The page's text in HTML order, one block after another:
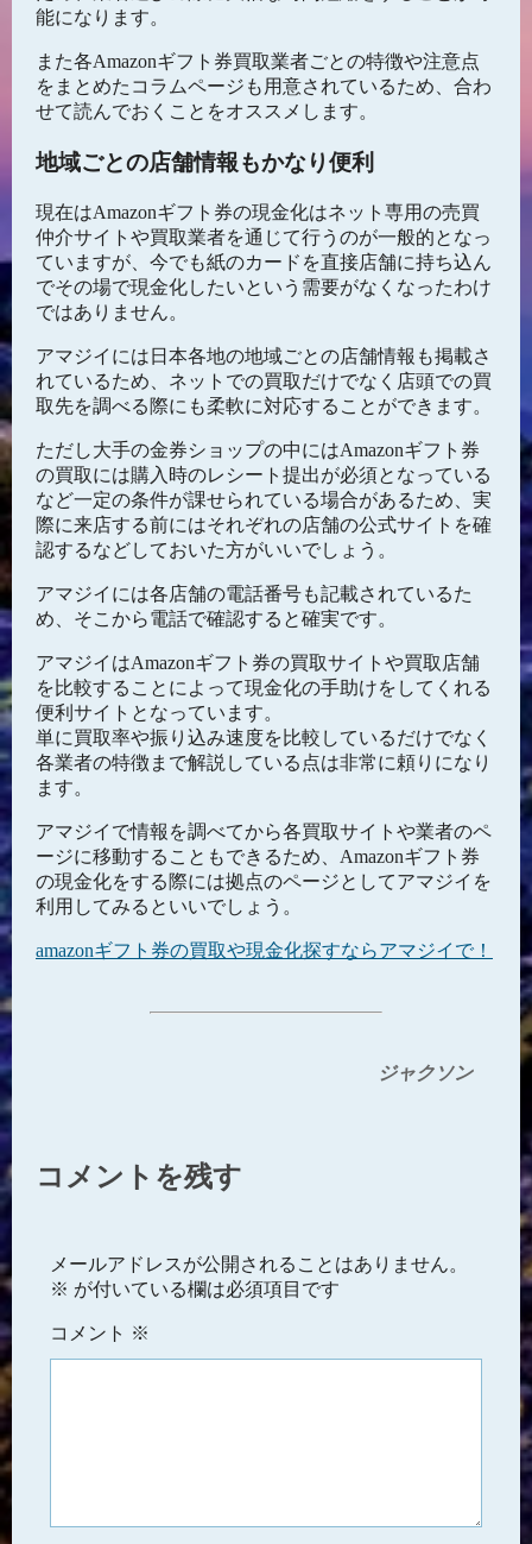
能になります。
また各Amazonギフト券買取業者ごとの特徴や注意点
をまとめたコラムページも用意されているため、合わ
せて読んでおくことをオススメします。
地域ごとの店舗情報もかなり便利
現在はAmazonギフト券の現金化はネット専用の売買
仲介サイトや買取業者を通じて行うのが一般的となっ
ていますが、今でも紙のカードを直接店舗に持ち込ん
でその場で現金化したいという需要がなくなったわけ
ではありません。
アマジイには日本各地の地域ごとの店舗情報も掲載さ
れているため、ネットでの買取だけでなく店頭での買
取先を調べる際にも柔軟に対応することができます。
ただし大手の金券ショップの中にはAmazonギフト券
の買取には購入時のレシート提出が必須となっている
など一定の条件が課せられている場合があるため、実
際に来店する前にはそれぞれの店舗の公式サイトを確
認するなどしておいた方がいいでしょう。
アマジイには各店舗の電話番号も記載されているた
め、そこから電話で確認すると確実です。
アマジイはAmazonギフト券の買取サイトや買取店舗
を比較することによって現金化の手助けをしてくれる
便利サイトとなっています。
単に買取率や振り込み速度を比較しているだけでなく
各業者の特徴まで解説している点は非常に頼りになり
ます。
アマジイで情報を調べてから各買取サイトや業者のペ
ージに移動することもできるため、Amazonギフト券
の現金化をする際には拠点のページとしてアマジイを
利用してみるといいでしょう。
amazonギフト券の買取や現金化探すならアマジイで！
ジャクソン
コメントを残す
メールアドレスが公開されることはありません。
※ が付いている欄は必須項目です
コメント ※